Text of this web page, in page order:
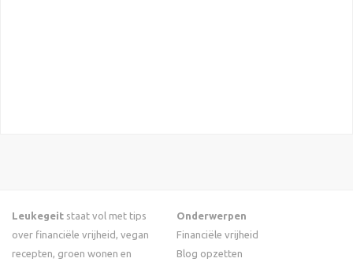
Leukegeit staat vol met tips
over financiële vrijheid, vegan
recepten, groen wonen en
Onderwerpen
Financiële vrijheid
Blog opzetten